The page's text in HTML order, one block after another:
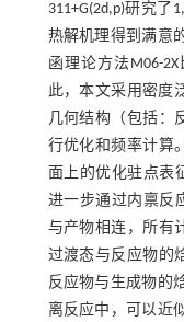
311+G(2d,p)研究了
热解机理得到满意
函理论方法M06-
此，本文采用密度
几何结构（包括：
行优化和频率计算
面上的优化驻点表
进一步通过内禀反
与产物相连，所有
过渡态与反应物的
反应物与生成物的
离反应中，可以近